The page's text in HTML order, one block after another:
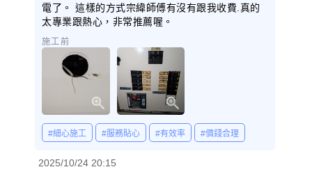
電了。 這樣的方式宗緯師傅有沒有跟我收費.真的
太專業跟熱心，非常推薦喔。
施工前
#細心施工 #服務貼心 #有效率 #價錢合理
2025/10/24 20:15